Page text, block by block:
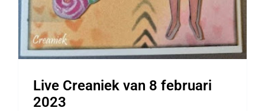
Live Creaniek van 8 februari
2023